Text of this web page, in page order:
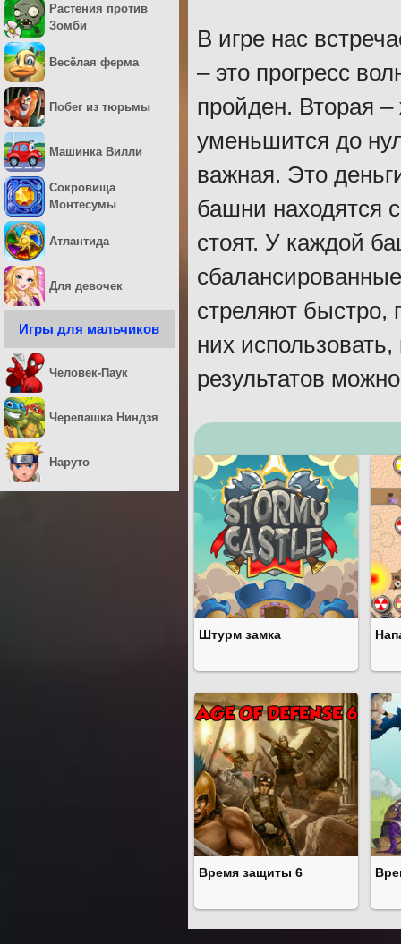
В игре нас
– это прогресс
пройден. Вторая
уменьшится до
важная. Это
башни находятся
стоят. У каждой
стреляют быстро,
них
результатов
Штурм замка
Время защиты 6
Растения против
Зомби
Весёлая ферма
Побег из тюрьмы
Машинка Вилли
Сокровища
Монтесумы
Атлантида
Для девочек
Игры для мальчиков
Человек-Паук
Черепашка Ниндзя
Наруто